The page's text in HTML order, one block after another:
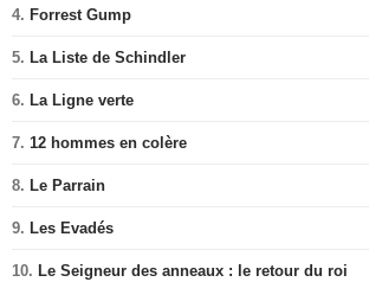
4. Forrest Gump
5. La Liste de Schindler
6. La Ligne verte
7. 12 hommes en colère
8. Le Parrain
9. Les Evadés
10. Le Seigneur des anneaux : le retour du roi